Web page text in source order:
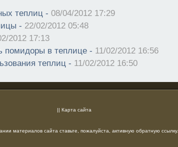
теплиц -08/04/2012 17:29
- 22/02/2012 05:48
2012 17:13
помидоры в теплице - 11/02/2012 16:56
теплиц - 11/02/2012 16:50
|| Карта сайта
материалов сайта ставьте, пожалуйста, активную обратную ссылку.